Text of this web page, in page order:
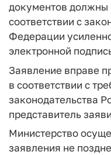
документов должны
соответствии с
Федерации
электронной
Заявление вправе
в соответствии с
законодательства
представитель
Министерство
заявления не